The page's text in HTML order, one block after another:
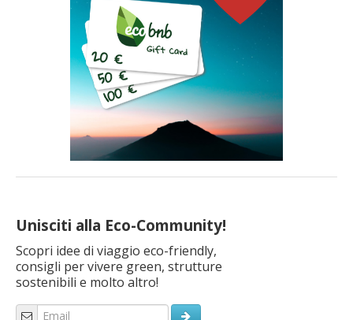
Unisciti alla Eco-Community!
Scopri idee di viaggio eco-friendly,
consigli per vivere green, strutture
sostenibili e molto altro!